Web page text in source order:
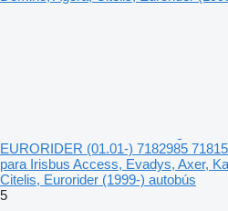
EURORIDER (01.01-) 7182985
para Irisbus Access, Evadys, Axer,
Citelis, Eurorider (1999-) autobús
5